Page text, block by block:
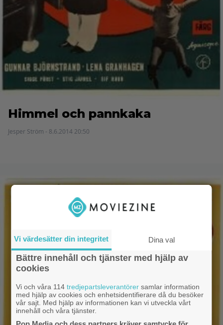
Himmel och pannkaka
Jesper Ström - 8.6.2014 20:50
Vi värdesätter din integritet Dina val
Bättre innehåll och tjänster med hjälp av
cookies
Vi och våra 114tredjepartsleverantörer samlar information
med hjälp av cookies och enhetsidentifierare då du besöker
vår sajt. Med hjälp av informationen kan vi utveckla vårt
innehåll och våra tjänster.